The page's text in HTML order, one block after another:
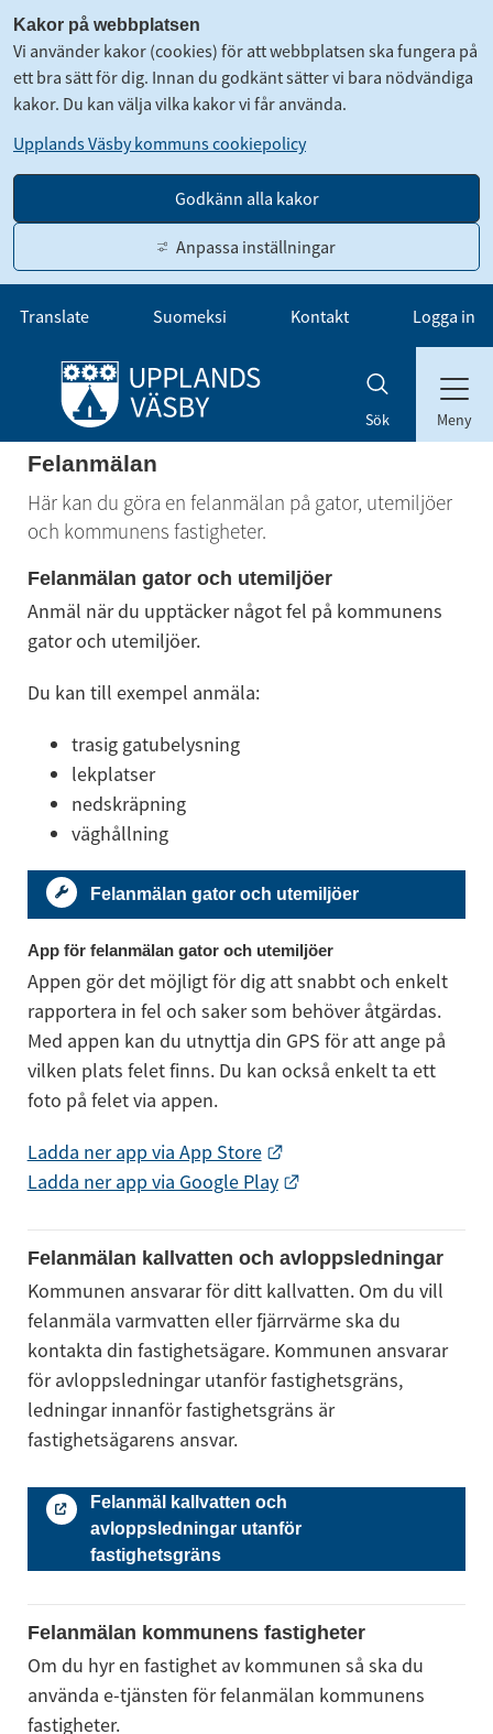
Kakor på webbplatsen
Vi använder kakor (cookies) för att webbplatsen ska fungera på
ett bra sätt för dig. Innan du godkänt sätter vi bara nödvändiga
kakor. Du kan välja vilka kakor vi får använda.
Upplands Väsby kommuns cookiepolicy
Godkänn alla kakor
Anpassa inställningar
Gå till innehåll
Translate Suomeksi Kontakt Logga in
Sök Meny
Felanmälan
Här kan du göra en felanmälan på gator, utemiljöer
och kommunens fastigheter.
Felanmälan gator och utemiljöer
Anmäl när du upptäcker något fel på kommunens
gator och utemiljöer.
Du kan till exempel anmäla:
trasig gatubelysning
lekplatser
nedskräpning
väghållning
Felanmälan gator och utemiljöer
App för felanmälan gator och utemiljöer
Appen gör det möjligt för dig att snabbt och enkelt
rapportera in fel och saker som behöver åtgärdas.
Med appen kan du utnyttja din GPS för att ange på
vilken plats felet finns. Du kan också enkelt ta ett
foto på felet via appen.
Ladda ner app via App Store
Länk till annan
Ladda ner app via Google Play
Länk till annan
Felanmälan kallvatten och avloppsledningar
Kommunen ansvarar för ditt kallvatten. Om du vill
felanmäla varmvatten eller fjärrvärme ska du
kontakta din fastighetsägare. Kommunen ansvarar
för avloppsledningar utanför fastighetsgräns,
ledningar innanför fastighetsgräns är
fastighetsägarens ansvar.
Felanmäl kallvatten och
avloppsledningar utanför
fastighetsgräns
Felanmälan kommunens fastigheter
Om du hyr en fastighet av kommunen så ska du
använda e-tjänsten för felanmälan kommunens
fastigheter.